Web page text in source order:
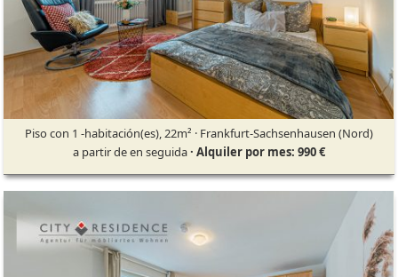
Piso con 1 -habitación(es), 22m² · Frankfurt-Sachsenhausen (Nord)
a partir de en seguida· Alquiler por mes: 990 €